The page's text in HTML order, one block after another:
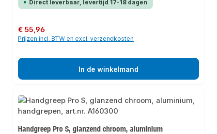
Direct leverbaar, levertijd 17-18 dagen
Normale prijs:
€ 55,96
Prijzen incl. BTW en excl. verzendkosten
In de winkelmand
Handgreep Pro S, glanzend chroom, aluminium